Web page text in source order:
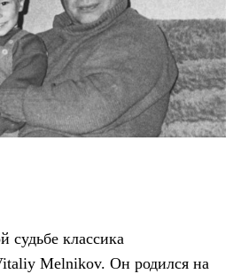
судьбе классика
Melnikov. Он родился на